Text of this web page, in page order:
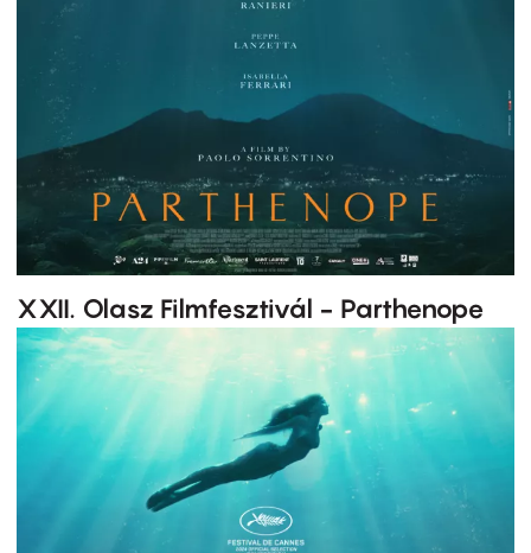
XXII. Olasz Filmfesztivál - Parthenope